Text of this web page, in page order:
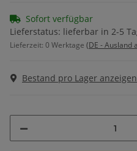
Sofort verfügbar
Lieferstatus: lieferbar in 2-5
Lieferzeit: 0 Werktage (DE - Ausland
Bestand pro Lager anzeigen